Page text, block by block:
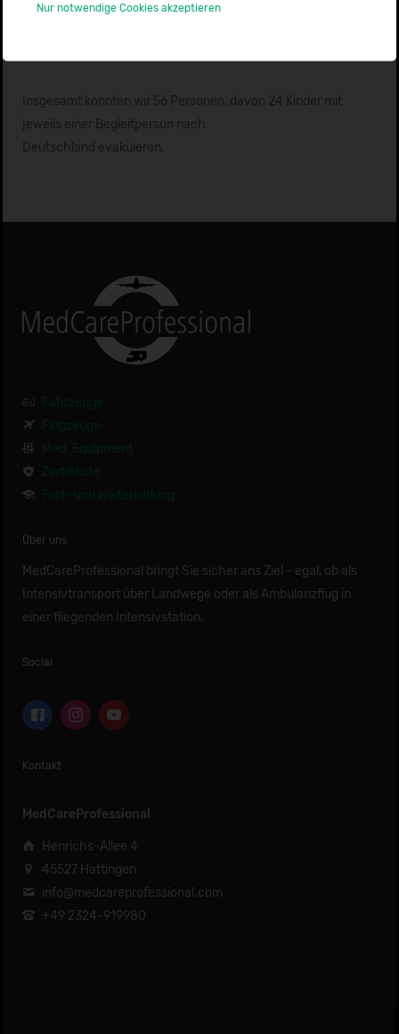
der Deutschen Flug-Ambulanz und flog 27 Personen von
Insgesamt konnten wir 56 Personen, davon 24 Kinder mit
jeweils einer Begleitperson nach
Deutschland evakuieren.
Über uns
MedCareProfessional bringt Sie sicher ans Ziel - egal, ob als
Intensivtransport über Landwege oder als Ambulanzflug in
einer fliegenden Intensivstation.
Social
Kontakt
MedCareProfessional
Henrichs-Allee 4
45527 Hattingen
info@medcareprofessional.com
+49 2324-919980
Nur notwendige Cookies akzeptieren